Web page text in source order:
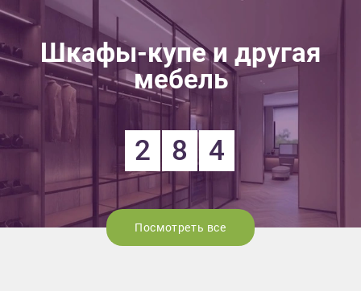
Шкафы-купе и другая
мебель
2 8 4
Посмотреть все